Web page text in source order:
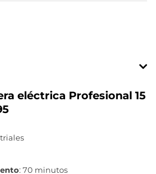
eléctrica Profesional 15
: 70 minutos